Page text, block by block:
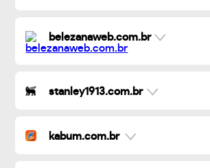
belezanaweb.com.br
stanley1913.com.br
kabum.com.br